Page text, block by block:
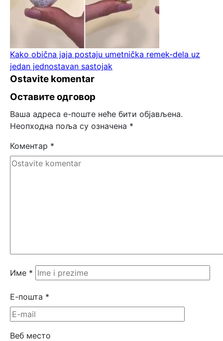
Kako obična jaja postaju umetnička remek-dela uz
jedan jednostavan sastojak
Ostavite komentar
Оставите одговор
Ваша адреса е-поште неће бити објављена.
Неопходна поља су означена *
Коментар *
Име *
Е-пошта *
Веб место